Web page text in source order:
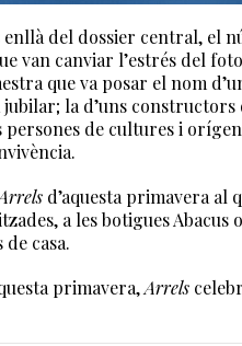
enllà del dossier central, el
van canviar l’estrés del
que va posar el nom
la d’uns
persones de cultures i
d’aquesta primavera al
a les botigues Abacus
casa.
primavera,Arrels